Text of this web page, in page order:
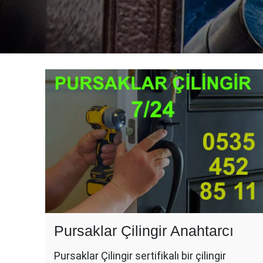
Pursaklar Çilingir Anahtarcı
Pursaklar Çilingir sertifikalı bir çilingir